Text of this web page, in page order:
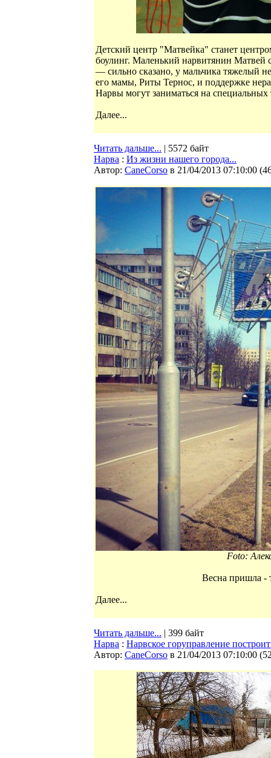
Детский центр "Матвейка" станет
боулинг. Маленький нарвитянин Матвей
— сильно сказано, у мальчика тяжелый
его мамы, Риты Тернос, и поддержке
Нарвы могут заниматься на
Далее...
Читать дальше... | 5572 байт
Нарва : Из жизни нашего города...
Автор: CaneCorso в 21/04/2013 07:10:00 (
Foto:
Весна пришла -
Далее...
Читать дальше... | 399 байт
Нарва : Нарвское горуправление
Автор: CaneCorso в 21/04/2013 07:10:00 (